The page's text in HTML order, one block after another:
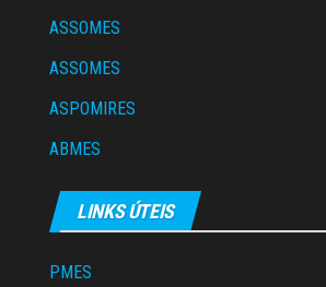
ASSOMES
ASSOMES
ASPOMIRES
ABMES
LINKS ÚTEIS
PMES